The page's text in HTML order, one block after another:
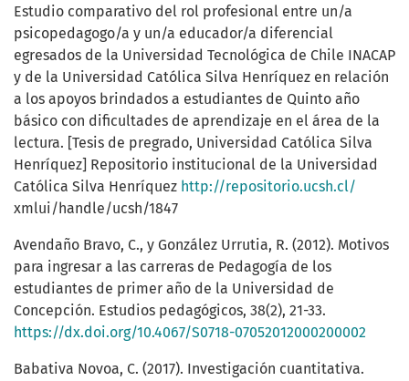
Estudio comparativo del rol profesional entre un/a
psicopedagogo/a y un/a educador/a diferencial
egresados de la Universidad Tecnológica de Chile INACAP
y de la Universidad Católica Silva Henríquez en relación
a los apoyos brindados a estudiantes de Quinto año
básico con dificultades de aprendizaje en el área de la
lectura. [Tesis de pregrado, Universidad Católica Silva
Henríquez] Repositorio institucional de la Universidad
Católica Silva Henríquez http://repositorio.ucsh.cl/
xmlui/handle/ucsh/1847
Avendaño Bravo, C., y González Urrutia, R. (2012). Motivos
para ingresar a las carreras de Pedagogía de los
estudiantes de primer año de la Universidad de
Concepción. Estudios pedagógicos, 38(2), 21-33.
https://dx.doi.org/10.4067/S0718-07052012000200002
Babativa Novoa, C. (2017). Investigación cuantitativa.